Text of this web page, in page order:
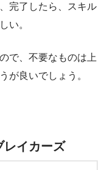
完了したら、スキル
い。
で、不要なものは上
が良いでしょう。
レイカーズ